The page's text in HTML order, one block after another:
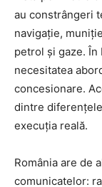
au constrângeri
navigație,
petrol și gaze. În
necesitatea
concesionare.
dintre
execuția reală.
România are de
comunicatelor: